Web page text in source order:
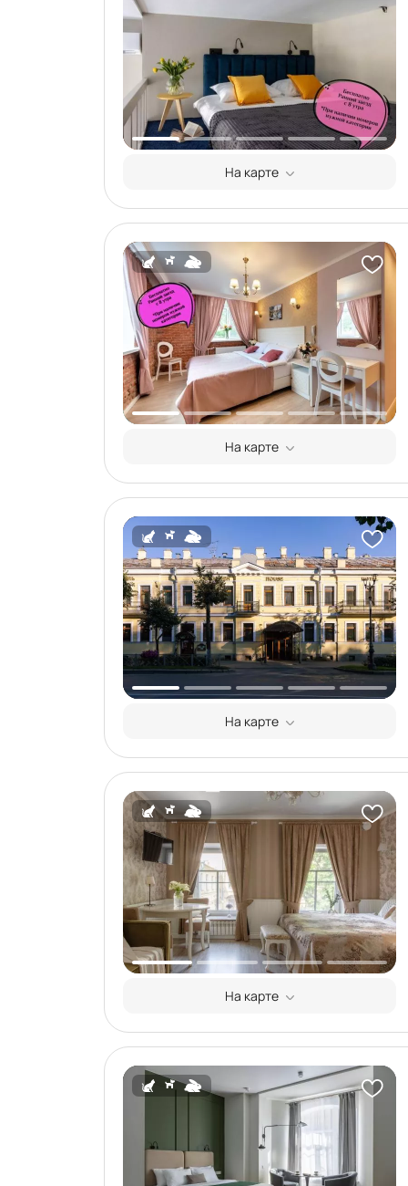
На карте
На карте
На карте
На карте